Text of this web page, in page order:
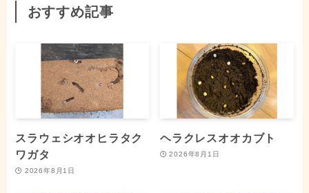
おすすめ記事
スラウェシオオヒラタク
ワガタ
2026年8月1日
ヘラクレスオオカブト
2026年8月1日